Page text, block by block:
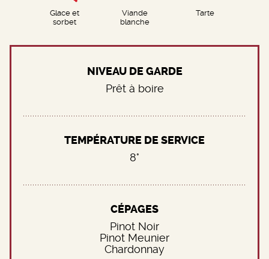
Glace et
sorbet
Viande
blanche
Tarte
NIVEAU DE GARDE
Prêt à boire
TEMPÉRATURE DE SERVICE
8°
CÉPAGES
Pinot Noir
Pinot Meunier
Chardonnay